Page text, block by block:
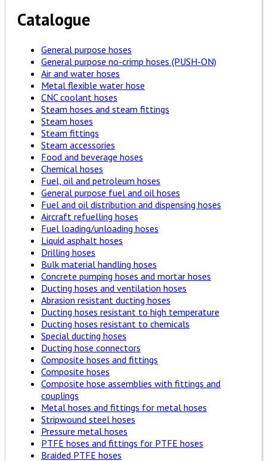
Catalogue
General purpose hoses
General purpose no-crimp hoses (PUSH-ON)
Air and water hoses
Metal flexible water hose
CNC coolant hoses
Steam hoses and steam fittings
Steam hoses
Steam fittings
Steam accessories
Food and beverage hoses
Chemical hoses
Fuel, oil and petroleum hoses
General purpose fuel and oil hoses
Fuel and oil distribution and dispensing hoses
Aircraft refuelling hoses
Fuel loading/unloading hoses
Liquid asphalt hoses
Drilling hoses
Bulk material handling hoses
Concrete pumping hoses and mortar hoses
Ducting hoses and ventilation hoses
Abrasion resistant ducting hoses
Ducting hoses resistant to high temperature
Ducting hoses resistant to chemicals
Special ducting hoses
Ducting hose connectors
Composite hoses and fittings
Composite hoses
Composite hose assemblies with fittings and
couplings
Metal hoses and fittings for metal hoses
Stripwound steel hoses
Pressure metal hoses
PTFE hoses and fittings for PTFE hoses
Braided PTFE hoses